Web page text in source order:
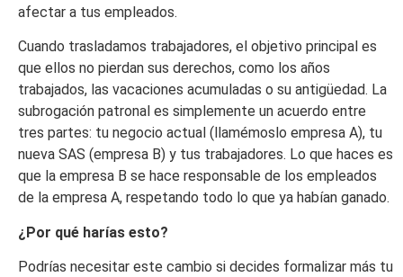
afectar a tus empleados.
Cuando trasladamos trabajadores, el objetivo principal es
que ellos no pierdan sus derechos, como los años
trabajados, las vacaciones acumuladas o su antigüedad. La
subrogación patronal es simplemente un acuerdo entre
tres partes: tu negocio actual (llamémoslo empresa A), tu
nueva SAS (empresa B) y tus trabajadores. Lo que haces es
que la empresa B se hace responsable de los empleados
de la empresa A, respetando todo lo que ya habían ganado.
¿Por qué harías esto?
Podrías necesitar este cambio si decides formalizar más tu